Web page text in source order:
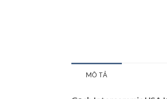
MÔ TẢ